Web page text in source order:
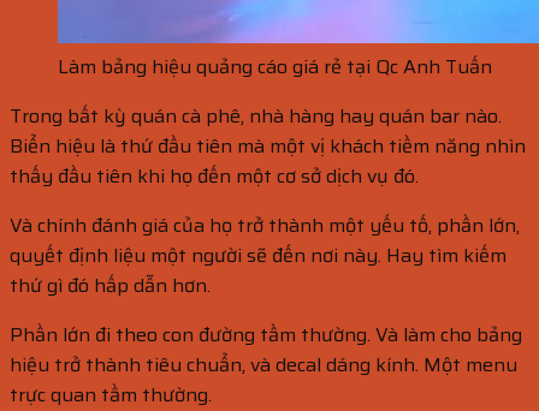
Làm bảng hiệu quảng cáo giá rẻ tại Qc Anh Tuấn
Trong bất kỳ quán cà phê, nhà hàng hay quán bar nào.
Biển hiệu là thứ đầu tiên mà một vị khách tiềm năng nhìn
thấy đầu tiên khi họ đến một cơ sở dịch vụ đó.
Và chính đánh giá của họ trở thành một yếu tố, phần lớn,
quyết định liệu một người sẽ đến nơi này. Hay tìm kiếm
thứ gì đó hấp dẫn hơn.
Phần lớn đi theo con đường tầm thường. Và làm cho bảng
hiệu trở thành tiêu chuẩn, và decal dáng kính. Một menu
trực quan tầm thường.